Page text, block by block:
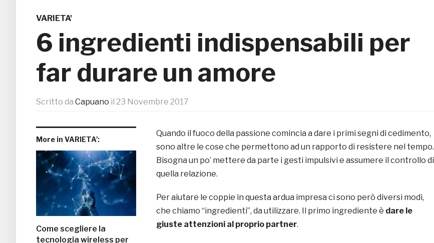
VARIETA'
6 ingredienti indispensabili per
far durare un amore
Scritto da Capuano il 23 Novembre 2017
More in VARIETA':
Come scegliere la
tecnologia wireless per
Quando il fuoco della passione comincia a dare i primi segni di cedimento,
sono altre le cose che permettono ad un rapporto di resistere nel tempo.
Bisogna un po’ mettere da parte i gesti impulsivi e assumere il controllo di
quella relazione.
Per aiutare le coppie in questa ardua impresa ci sono però diversi modi,
che chiamo “ingredienti”, da utilizzare. Il primo ingrediente è dare le
giuste attenzioni al proprio partner.